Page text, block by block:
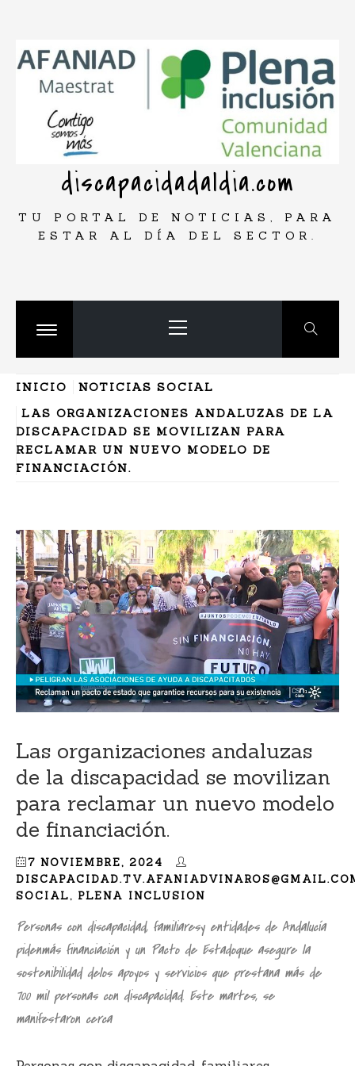
contenido
discapacidadaldia.com
TU PORTAL DE NOTICIAS, PARA
ESTAR AL DÍA DEL SECTOR.
Cambiar
principal
INICIO
NOTICIAS SOCIAL
LAS ORGANIZACIONES ANDALUZAS DE LA
DISCAPACIDAD SE MOVILIZAN PARA
RECLAMAR UN NUEVO MODELO DE
FINANCIACIÓN.
Las organizaciones andaluzas
de la discapacidad se movilizan
para reclamar un nuevo modelo
de financiación.
7 NOVIEMBRE, 2024
SOCIAL, PLENA INCLUSION
Personas con discapacidad, familiaresy entidades de Andalucía
pidenmás financiación y un Pacto de Estadoque asegure la
sostenibilidad delos apoyos y servicios que prestana más de
700 mil personas con discapacidad. Este martes, se
manifestaron cerca